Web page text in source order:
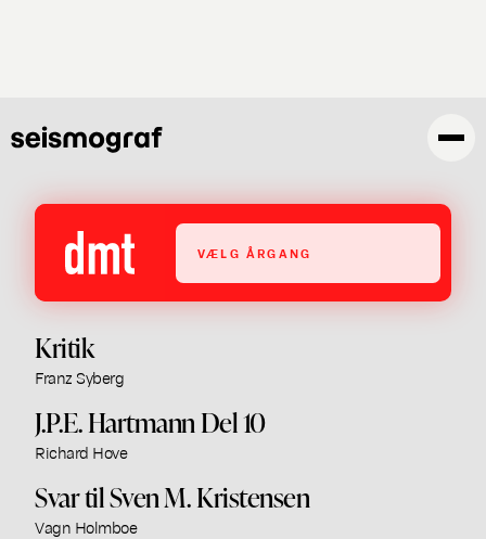
VÆLG ÅRGANG
Kritik
Franz Syberg
J.P.E. Hartmann Del 10
Richard Hove
Svar til Sven M. Kristensen
Vagn Holmboe